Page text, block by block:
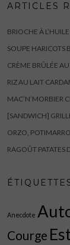
ARTICLES
BRIOCHE À
SOUPE HARICOTS
CRÈME BRÛLÉE
RIZ AU LAIT
MAC’N’MORBIER
[SANDWICH]
ORZO,
RAGOÛT PATATES
Anecdote
Courge